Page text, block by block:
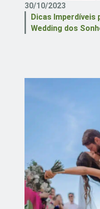
30/10/2023
Dicas Imperdíveis
Wedding dos